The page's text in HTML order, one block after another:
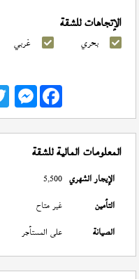
الإتجاهات للشقة
بحري غربي
Messenger
المعلومات المالية للشقة
الإيجار الشهري 5,500
التأمين
غير متاح
الصيانة
على المستأجر